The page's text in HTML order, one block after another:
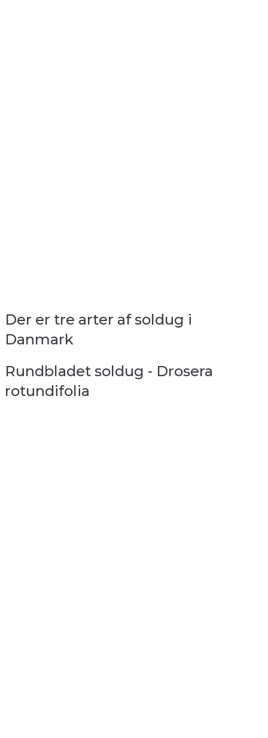
Der er tre arter af soldug i
Danmark
Rundbladet soldug - Drosera
rotundifolia